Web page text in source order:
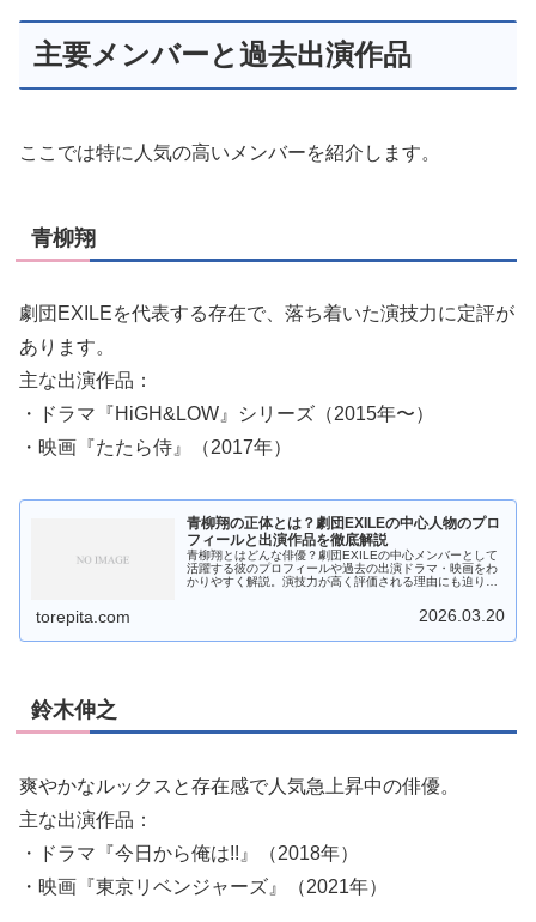
主要メンバーと過去出演作品
ここでは特に人気の高いメンバーを紹介します。
青柳翔
劇団EXILEを代表する存在で、落ち着いた演技力に定評が
あります。
主な出演作品：
・ドラマ『HiGH&LOW』シリーズ（2015年〜）
・映画『たたら侍』（2017年）
青柳翔の正体とは？劇団EXILEの中心人物のプロ
フィールと出演作品を徹底解説
青柳翔とはどんな俳優？劇団EXILEの中心メンバーとして
活躍する彼のプロフィールや過去の出演ドラマ・映画をわ
かりやすく解説。演技力が高く評価される理由にも迫りま
torepita.com 2026.03.20
鈴木伸之
爽やかなルックスと存在感で人気急上昇中の俳優。
主な出演作品：
・ドラマ『今日から俺は!!』（2018年）
・映画『東京リベンジャーズ』（2021年）